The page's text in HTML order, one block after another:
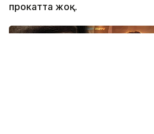
прокатта жоқ.